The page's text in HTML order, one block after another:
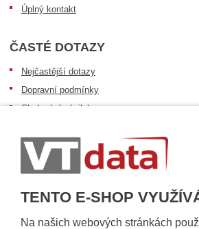
TENTO E-SHOP
Na našich webových stránkách
Úplný kontakt
ČASTÉ DOTAZY
Nejčastější dotazy
Dopravní podmínky
Sledování zásilek
Informace k dostupnosti zboží
Obecné informace